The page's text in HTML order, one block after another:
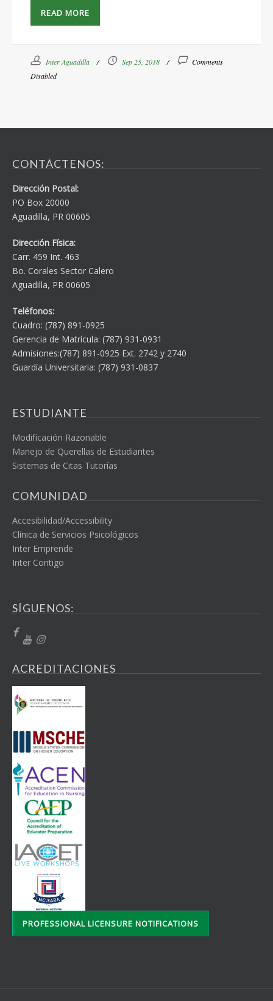
READ MORE
Inter Aguadilla Sep 25, 2018
Comments
Disabled
CONTÁCTENOS:
Dirección Postal:
PO Box 20000
Aguadilla, PR 00605
Dirección Física:
Carr. 459 Int. 463
Bo. Corales Sector Calero
Aguadilla, PR 00605
Teléfonos:
Cuadro: (787) 891-0925
Gerencia de Matrícula: (787) 931-0931
Admisiones:(787) 891-0925 Ext. 2742 y 2740
Guardía Universitaria: (787) 931-0837
ESTUDIANTE
Modificación Razonable
Manejo de Querellas de Estudiantes
Sistemas de Citas Tutorías
COMUNIDAD
Accesibilidad/Accessibility
Clínica de Servicios Psicológicos
Inter Emprende
Inter Contigo
SÍGUENOS:
ACREDITACIONES
PROFESSIONAL LICENSURE NOTIFICATIONS